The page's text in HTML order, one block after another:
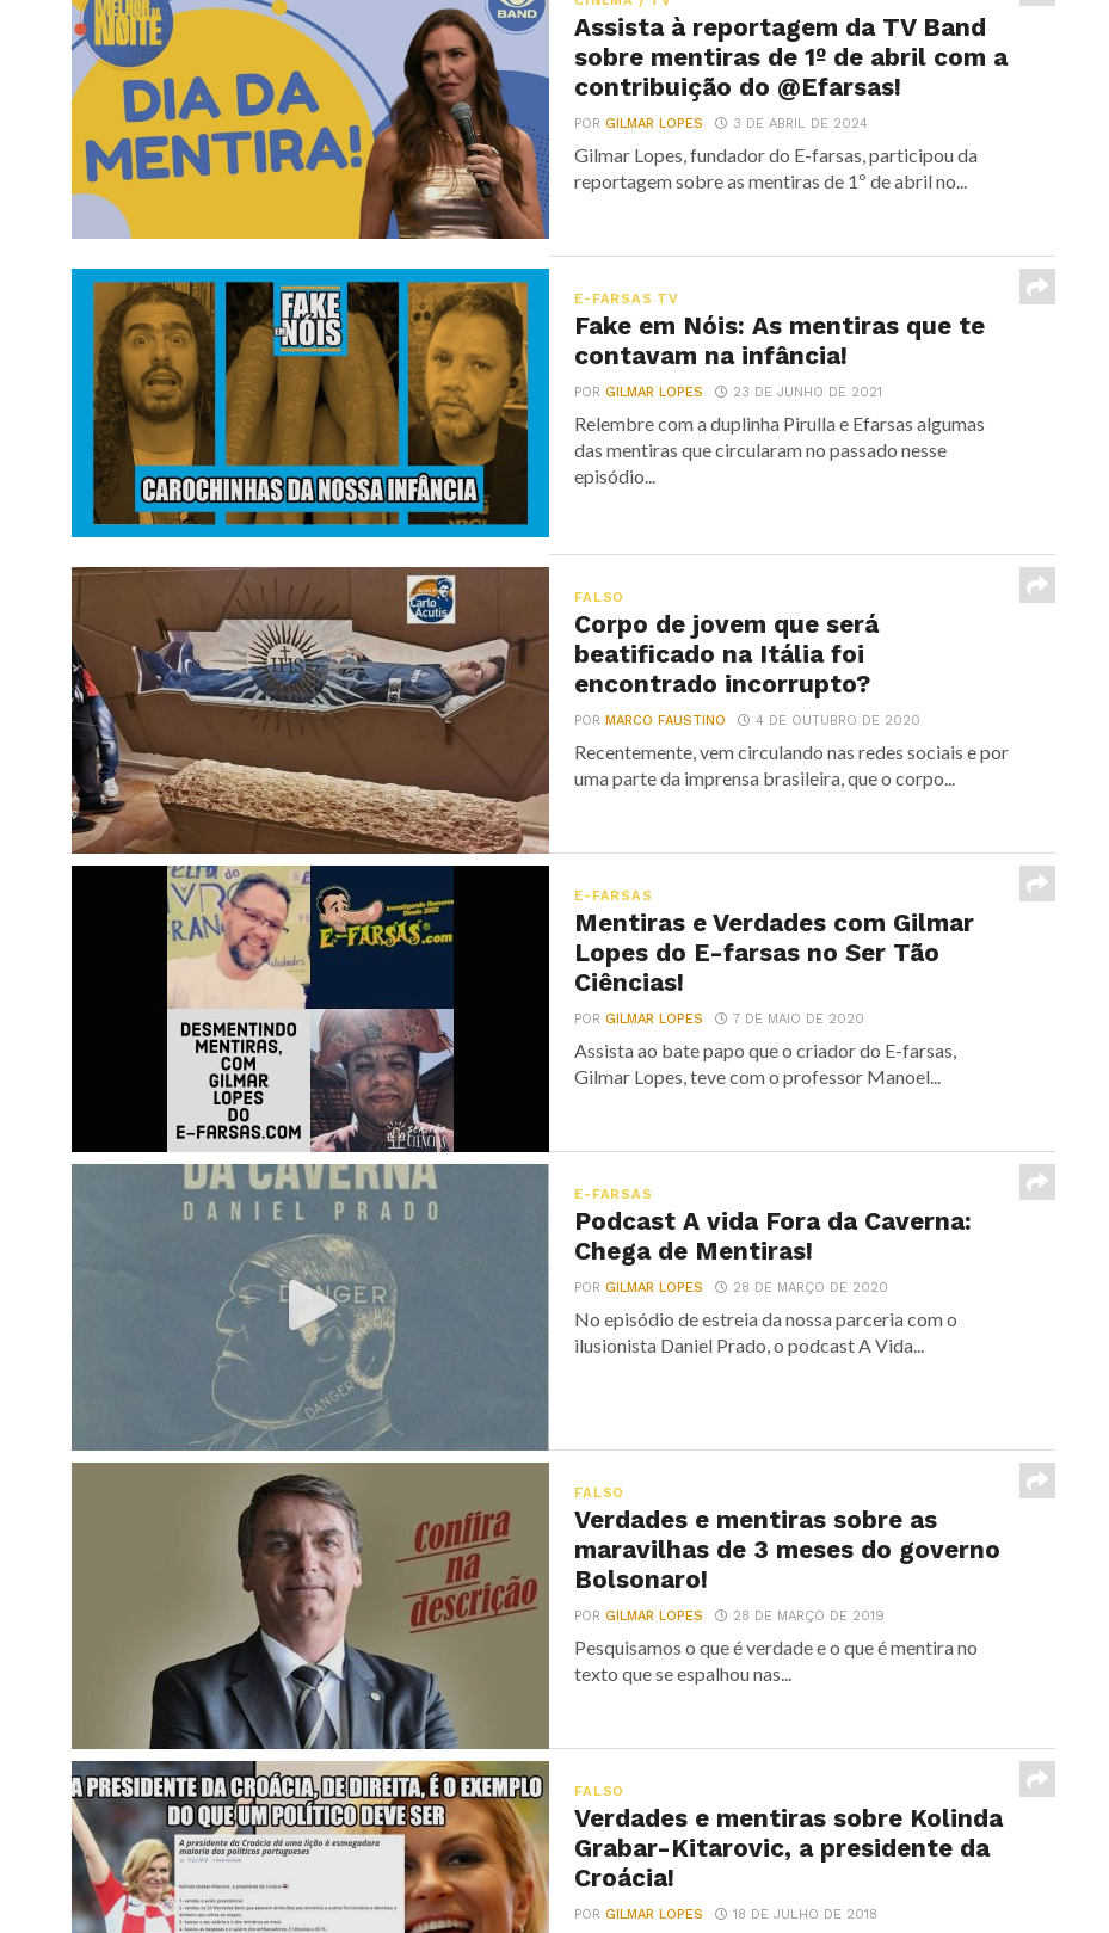
Assista à reportagem da TV Band
sobre mentiras de 1º de abril com a
contribuição do @Efarsas!
PORGILMAR LOPES 3 DE ABRIL DE 2024
Gilmar Lopes, fundador do E-farsas, participou da
reportagem sobre as mentiras de 1º de abril no...
E-FARSAS TV
Fake em Nóis: As mentiras que te
contavam na infância!
PORGILMAR LOPES 23 DE JUNHO DE 2021
Relembre com a duplinha Pirulla e Efarsas algumas
das mentiras que circularam no passado nesse
episódio...
FALSO
Corpo de jovem que será
beatificado na Itália foi
encontrado incorrupto?
PORMARCO FAUSTINO 4 DE OUTUBRO DE 2020
Recentemente, vem circulando nas redes sociais e por
uma parte da imprensa brasileira, que o corpo...
E-FARSAS
Mentiras e Verdades com Gilmar
Lopes do E-farsas no Ser Tão
Ciências!
PORGILMAR LOPES 7 DE MAIO DE 2020
Assista ao bate papo que o criador do E-farsas,
Gilmar Lopes, teve com o professor Manoel...
E-FARSAS
Podcast A vida Fora da Caverna:
Chega de Mentiras!
PORGILMAR LOPES 28 DE MARÇO DE 2020
No episódio de estreia da nossa parceria com o
ilusionista Daniel Prado, o podcast A Vida...
FALSO
Verdades e mentiras sobre as
maravilhas de 3 meses do governo
Bolsonaro!
PORGILMAR LOPES 28 DE MARÇO DE 2019
Pesquisamos o que é verdade e o que é mentira no
texto que se espalhou nas...
FALSO
Verdades e mentiras sobre Kolinda
Grabar-Kitarovic, a presidente da
Croácia!
PORGILMAR LOPES 18 DE JULHO DE 2018